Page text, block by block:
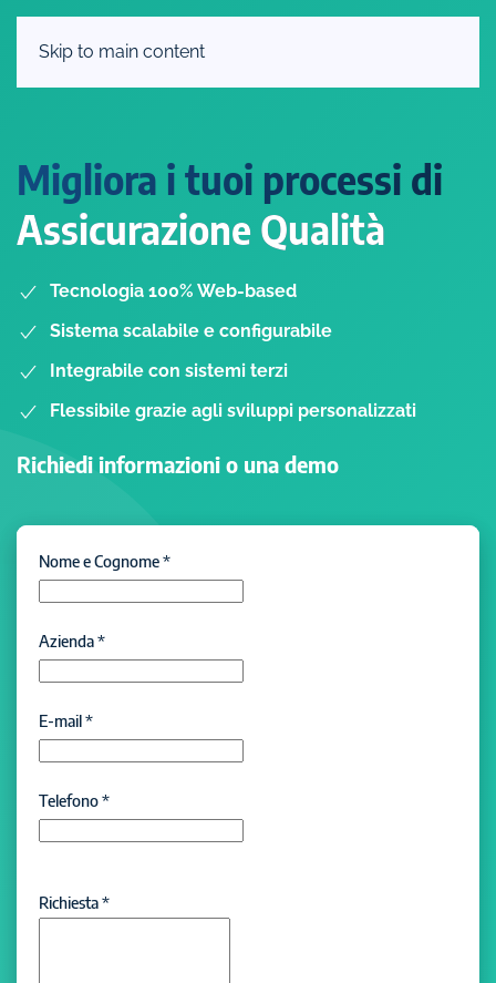
Skip to main content
Migliora i tuoi processi di
Assicurazione Qualità
Tecnologia 100% Web-based
Sistema scalabile e configurabile
Integrabile con sistemi terzi
Flessibile grazie agli sviluppi personalizzati
Richiedi informazioni o una demo
Nome e Cognome*
Azienda*
E-mail*
Telefono*
Richiesta*